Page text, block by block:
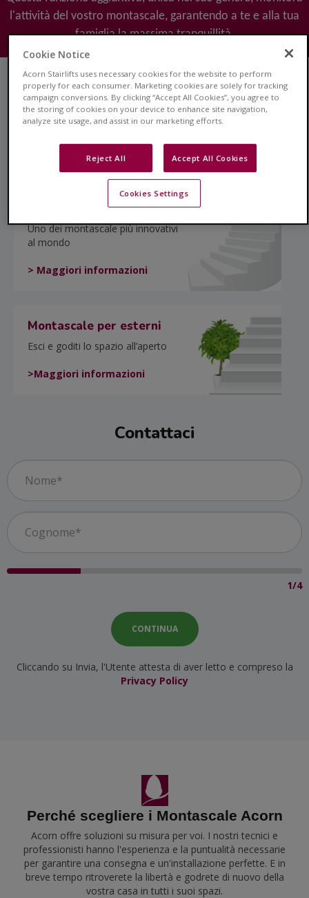
l'attività del vostro montascale, garantendo a te e alla tua
famiglia la massima tranquillità.
Montascale rettilineo
La soluzione ideale per scale
rettilinee
> Maggiori informazioni
Montascale curvilineo
Uno dei montascale più innovativi
al mondo
> Maggiori informazioni
Montascale per esterni
Esci e goditi lo spazio all’aperto
>Maggiori informazioni
Contattaci
1/4
Cliccando su Invia, l'Utente attesta di aver letto e compreso la
Privacy Policy
Perché scegliere i Montascale Acorn
Acorn offre soluzioni su misura per voi. I nostri tecnici e
professionisti hanno l'esperienza e la puntualità necessarie
per garantire una consegna e un'installazione perfette. E in
breve tempo ritroverete la libertà e godrete di nuovo della
vostra casa in tutti i suoi spazi.
Cookie Notice
Acorn Stairlifts uses necessary cookies for the website to perform
properly for each consumer. Marketing cookies are solely for tracking
campaign conversions. By clicking “Accept All Cookies”, you agree to
the storing of cookies on your device to enhance site navigation,
analyze site usage, and assist in our marketing efforts.
Reject All Accept All Cookies
Cookies Settings